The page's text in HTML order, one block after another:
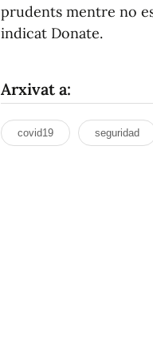
prudents mentre no
indicat Donate.
Arxivat a:
covid19 seguridad